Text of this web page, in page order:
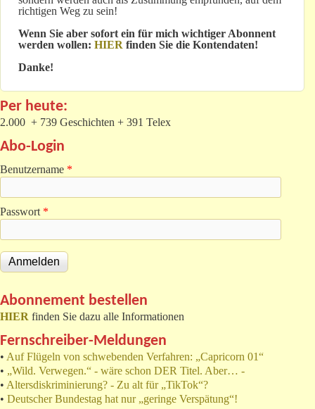
richtigen Weg zu sein!
Wenn Sie aber sofort ein für mich wichtiger Abonnent
werden wollen: HIER finden Sie die Kontendaten!
Danke!
Per heute:
2.000 + 739 Geschichten + 391 Telex
Abo-Login
Benutzername *
Passwort *
Abonnement bestellen
HIER finden Sie dazu alle Informationen
Fernschreiber-Meldungen
• Auf Flügeln von schwebenden Verfahren: „Capricorn 01“
• „Wild. Verwegen.“ - wäre schon DER Titel. Aber… -
• Altersdiskriminierung? - Zu alt für „TikTok“?
• Deutscher Bundestag hat nur „geringe Verspätung“!